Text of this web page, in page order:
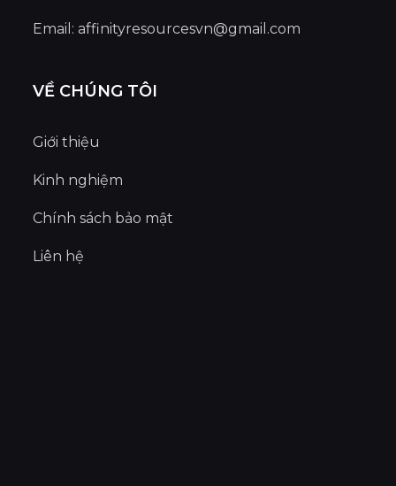
Email:affinityresourcesvn@gmail.com
VỀ CHÚNG TÔI
Giới thiệu
Kinh nghiệm
Chính sách bảo mật
Liên hệ